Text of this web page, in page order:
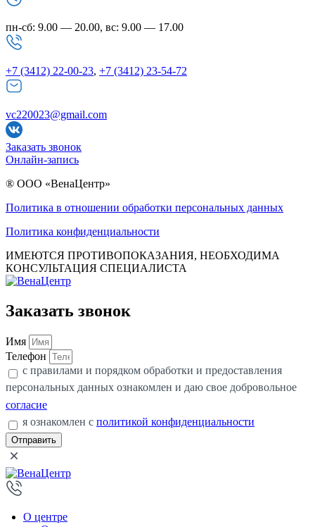
пн-сб: 9.00 — 20.00, вс: 9.00 — 17.00
+7 (3412) 22-00-23, +7 (3412) 23-54-72
vc220023@gmail.com
Заказать звонок
Онлайн-запись
® ООО «ВенаЦентр»
Политика в отношении обработки персональных данных
Политика конфиденциальности
ИМЕЮТСЯ ПРОТИВОПОКАЗАНИЯ, НЕОБХОДИМА
КОНСУЛЬТАЦИЯ СПЕЦИАЛИСТА
Заказать звонок
Имя
Телефон
с правилами и порядком обработки и предоставления
персональных данных ознакомлен и даю свое добровольное
согласие
я ознакомлен с политикой конфиденциальности
Отправить
О центре